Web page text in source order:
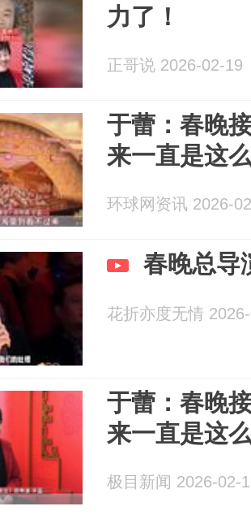
力了！
正哥说 2026-02-19
于蕾：春晚
来一直是这
环球网资讯 2026-
春晚总导
花折亦度无情
于蕾：春晚
来一直是这
极目新闻 2026-02-